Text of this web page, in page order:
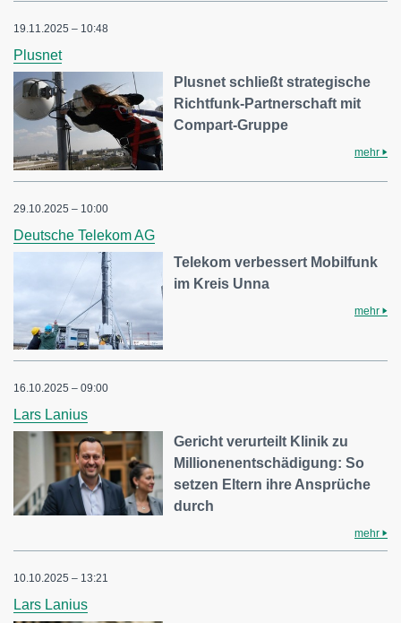
19.11.2025 – 10:48
Plusnet
Plusnet schließt strategische
Richtfunk-Partnerschaft mit
Compart-Gruppe
mehr
29.10.2025 – 10:00
Deutsche Telekom AG
Telekom verbessert Mobilfunk
im Kreis Unna
mehr
16.10.2025 – 09:00
Lars Lanius
Gericht verurteilt Klinik zu
Millionenentschädigung: So
setzen Eltern ihre Ansprüche
durch
mehr
10.10.2025 – 13:21
Lars Lanius